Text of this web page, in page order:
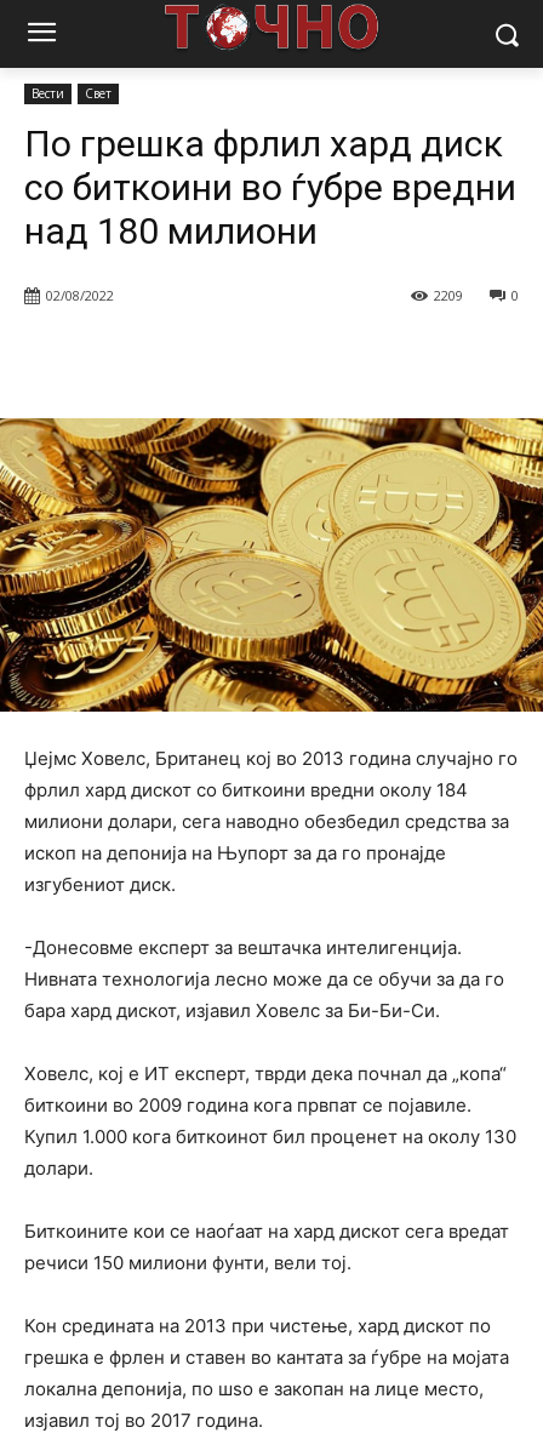
Почетна
По грешка фрлил хард диск со биткоини во
Вести Свет
По грешка фрлил хард диск
со биткоини во ѓубре вредни
над 180 милиони
02/08/2022 0
2209
Џејмс Ховелс, Британец кој во 2013 година случајно го
фрлил хард дискот со биткоини вредни околу 184
милиони долари, сега наводно обезбедил средства за
ископ на депонија на Њупорт за да го пронајде
изгубениот диск.
-Донесовме експерт за вештачка интелигенција.
Нивната технологија лесно може да се обучи за да го
бара хард дискот, изјавил Ховелс за Би-Би-Си.
Ховелс, кој е ИТ експерт, тврди дека почнал да „копа“
биткоини во 2009 година кога првпат се појавиле.
Купил 1.000 кога биткоинот бил проценет на околу 130
долари.
Биткоините кои се наоѓаат на хард дискот сега вредат
речиси 150 милиони фунти, вели тој.
Кон средината на 2013 при чистење, хард дискот по
грешка е фрлен и ставен во кантата за ѓубре на мојата
локална депонија, по шѕо е закопан на лице место,
изјавил тој во 2017 година.